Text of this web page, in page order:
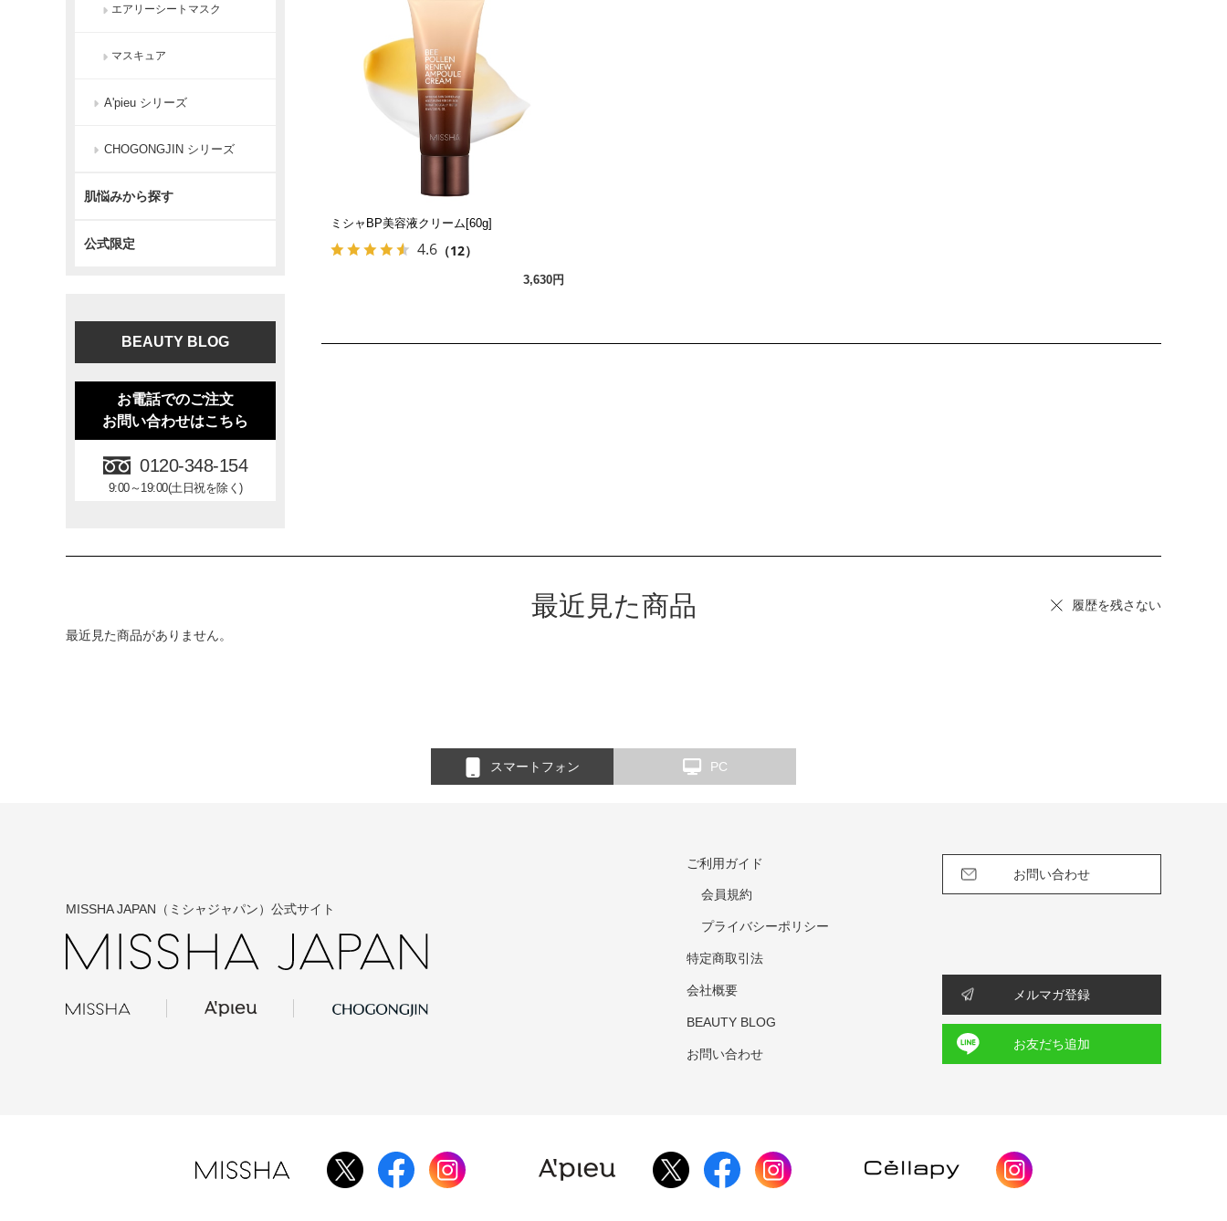
エアリーシートマスク
マスキュア
A'pieu シリーズ
CHOGONGJIN シリーズ
肌悩みから探す
公式限定
BEAUTY BLOG
お電話でのご注文
お問い合わせはこちら
0120-348-154
9:00～19:00(土日祝を除く)
ミシャBP美容液クリーム[60g]
4.6 （12）
3,630円
最近見た商品
最近見た商品がありません。
履歴を残さない
スマートフォン PC
MISSHA JAPAN（ミシャジャパン）公式サイト
ご利用ガイド
会員規約
プライバシーポリシー
特定商取引法
会社概要
BEAUTY BLOG
お問い合わせ
お問い合わせ
メルマガ登録
お友だち追加